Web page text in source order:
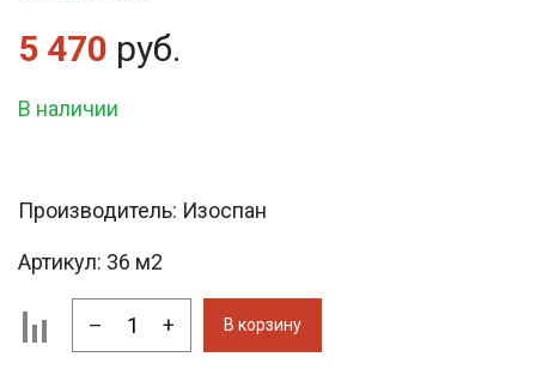
5 470 руб.
В наличии
Производитель: Изоспан
Артикул: 36 м2
– + В корзину